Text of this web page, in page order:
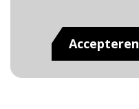
Accepteren
Rijnmond